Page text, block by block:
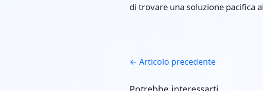
di trovare una soluzione pacifica
← Articolo precedente